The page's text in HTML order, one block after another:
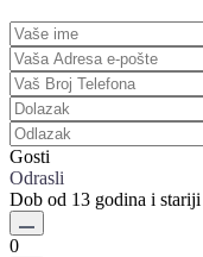
Gosti
Odrasli
Dob od 13 godina i stariji
0